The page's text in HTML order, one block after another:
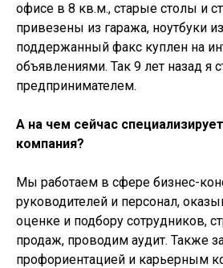
офисе в 8 кв.м., старые столы и
привезены из гаража, ноутбуки
поддержанный факс куплен на
объявлениями. Так 9 лет назад я
предпринимателем.
А на чем сейчас
компания?
Мы работаем в сфере бизнес-
руководителей и персонал,
оценке и подбору сотрудников,
продаж, проводим аудит. Также
профориентацией и карьерным